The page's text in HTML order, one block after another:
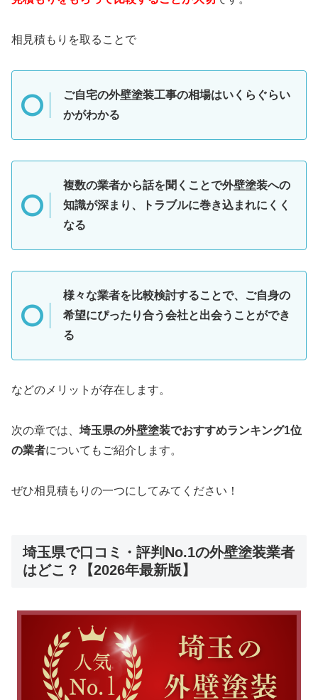
相見積もりを取ることで
ご自宅の外壁塗装工事の相場はいくらぐらい
かがわかる
複数の業者から話を聞くことで外壁塗装への
知識が深まり、トラブルに巻き込まれにくく
なる
様々な業者を比較検討することで、ご自身の
希望にぴったり合う会社と出会うことができ
る
などのメリットが存在します。
次の章では、 埼玉県の外壁塗装でおすすめランキング1位
の業者についてもご紹介します。
ぜひ相見積もりの一つにしてみてください！
埼玉県で口コミ・評判No.1の外壁塗装業者
はどこ？【2026年最新版】